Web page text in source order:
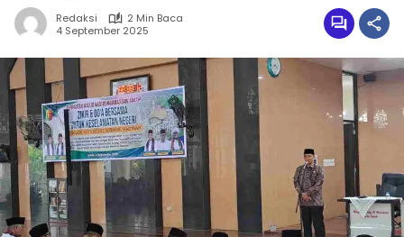
Redaksi
2 Min Baca
4 September 2025